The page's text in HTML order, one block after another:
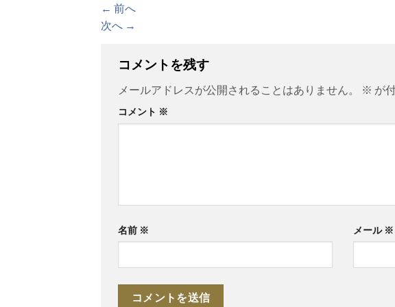
← 前へ
次へ →
コメントを残す
メールアドレスが公開されることはありません。 ※ が
コメント ※
名前 ※ メール ※